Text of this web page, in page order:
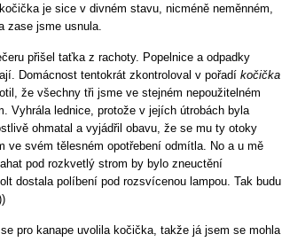
je sice v divném stavu, nicméně neměnném,
zase jsme usnula.
přišel taťka z rachoty. Popelnice a odpadky
Domácnost tentokrát zkontroloval v pořadí kočička
že všechny tři jsme ve stejném nepoužitelném
Vyhrála lednice, protože v jejích útrobách byla
ohmatal a vyjádřil obavu, že se mu ty otoky
ve svém tělesném opotřebení odmítla. No a u mě
pod rozkvetlý strom by bylo zneuctění
dostala políbení pod rozsvícenou lampou. Tak budu
pro kanape uvolila kočička, takže já jsem se mohla